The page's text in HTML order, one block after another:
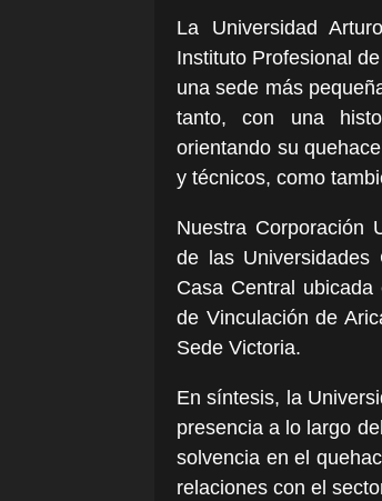
La Universidad
Instituto Profesional
una sede más
tanto, con una
orientando su
y técnicos, como
Nuestra Corporación
de las Universidades
Casa Central
de Vinculación de
Sede Victoria.
En síntesis, la
presencia a lo largo
solvencia en el
relaciones con el